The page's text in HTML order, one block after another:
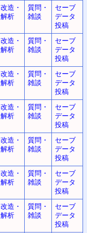
改造・
解析
質問・
雑談
セーブ
データ
投稿
改造・
解析
質問・
雑談
セーブ
データ
投稿
改造・
解析
質問・
雑談
セーブ
データ
投稿
改造・
解析
質問・
雑談
セーブ
データ
投稿
改造・
解析
質問・
雑談
セーブ
データ
投稿
改造・
解析
質問・
雑談
セーブ
データ
投稿
改造・
解析
質問・
雑談
セーブ
データ
投稿